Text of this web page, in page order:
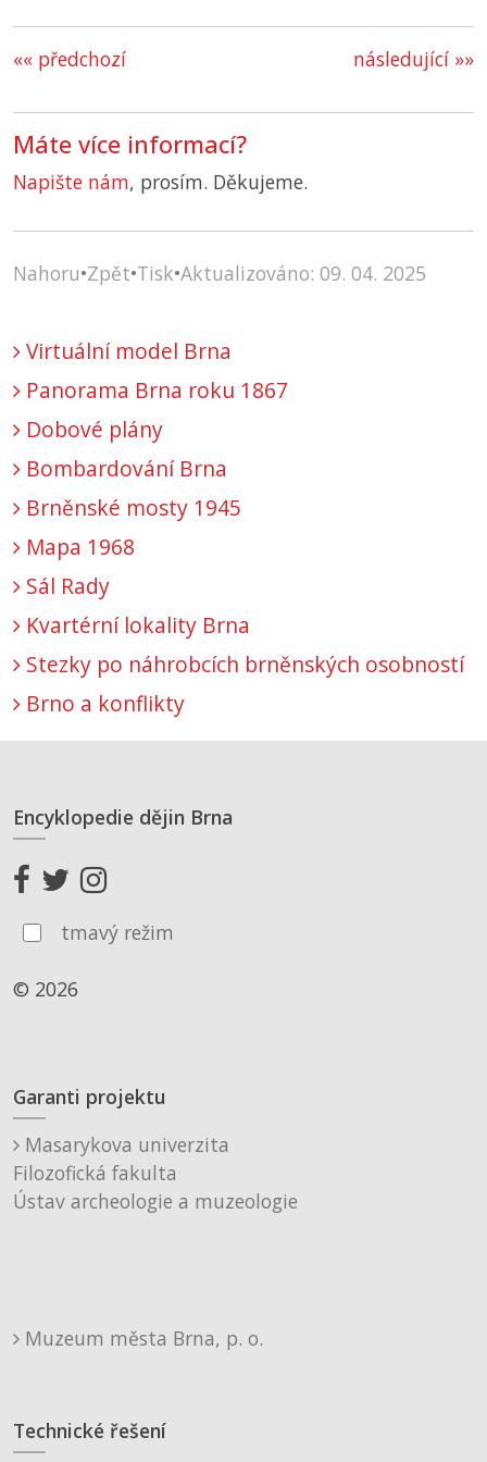
«« předchozí následující »»
Máte více informací?
Napište nám, prosím. Děkujeme.
Nahoru•Zpět•Tisk•Aktualizováno: 09. 04. 2025
Virtuální model Brna
Panorama Brna roku 1867
Dobové plány
Bombardování Brna
Brněnské mosty 1945
Mapa 1968
Sál Rady
Kvartérní lokality Brna
Stezky po náhrobcích brněnských osobností
Brno a konflikty
Encyklopedie dějin Brna
tmavý režim
© 2026
Garanti projektu
Masarykova univerzita
Filozofická fakulta
Ústav archeologie a muzeologie
Muzeum města Brna, p. o.
Technické řešení